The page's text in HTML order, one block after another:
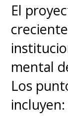
El
mental
Los
incluyen: